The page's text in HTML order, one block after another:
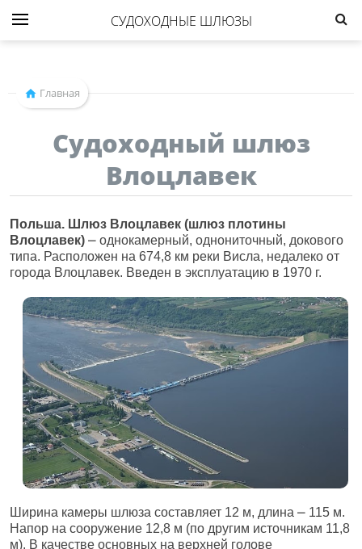
СУДОХОДНЫЕ ШЛЮЗЫ
Главная
Судоходный шлюз
Влоцлавек
Польша. Шлюз Влоцлавек (шлюз плотины
Влоцлавек) ⎼ однокамерный, однониточный, докового
типа. Расположен на 674,8 км реки Висла, недалеко от
города Влоцлавек. Введен в эксплуатацию в 1970 г.
Ширина камеры шлюза составляет 12 м, длина ⎼ 115 м.
Напор на сооружение 12,8 м (по другим источникам 11,8
м). В качестве основных на верхней голове